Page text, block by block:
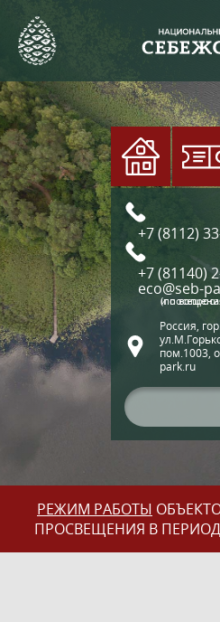
+7 (8112)
+7 (81140)
eco@seb-
(по вопросам экскурсий и
Россия,
пом.1003,
park.ru
РЕЖИМ РАБОТЫ
ПРОСВЕЩЕНИЯ В ПЕРИОД